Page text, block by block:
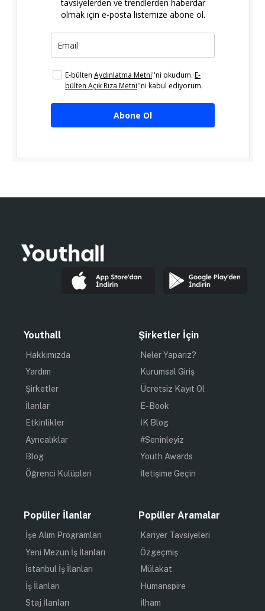
tavsiyelerden ve trendlerden haberdar
olmak için e-posta listemize abone ol.
E-bülten Aydınlatma Metni''ni okudum. E-
bülten Açık Rıza Metni''ni kabul ediyorum.
Abone Ol
Youthall
Hakkımızda
Yardım
Şirketler
İlanlar
Etkinlikler
Ayrıcalıklar
Blog
Öğrenci Kulüpleri
Şirketler İçin
Neler Yaparız?
Kurumsal Giriş
Ücretsiz Kayıt Ol
E-Book
İK Blog
#Seninleyiz
Youth Awards
İletişime Geçin
Popüler İlanlar
İşe Alım Programları
Yeni Mezun İş İlanları
İstanbul İş İlanları
İş İlanları
Staj İlanları
Popüler Aramalar
Kariyer Tavsiyeleri
Özgeçmiş
Mülakat
Humanspire
İlham